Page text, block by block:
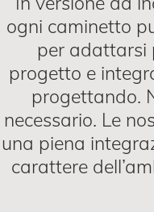
ogni caminetto
per adattarsi
progetto e
progettando.
necessario. Le
una piena
carattere